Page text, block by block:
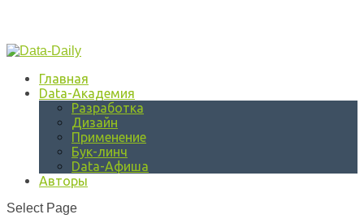
Главная
Data-Академия
Разработка
Дизайн
Применение
Бук-линч
Data-Афиша
Авторы
Select Page